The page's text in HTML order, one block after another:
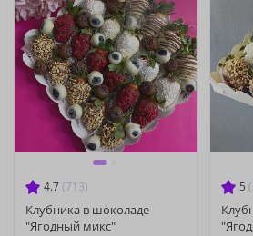
4.7 (713)
Клубника в шоколаде
"Ягодный микс"
5